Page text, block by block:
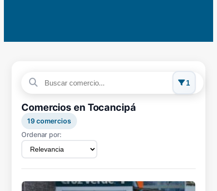
1
Comercios en Tocancipá
19comercios
Ordenar por: